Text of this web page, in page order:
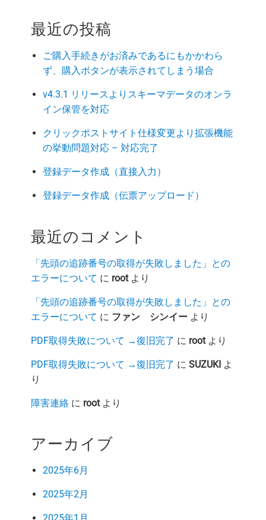
最近の投稿
ご購入手続きがお済みであるにもかかわら
ず、購入ボタンが表示されてしまう場合
v4.3.1 リリースよりスキーマデータのオンラ
イン保管を対応
クリックポストサイト仕様変更より拡張機能
の挙動問題対応 – 対応完了
登録データ作成（直接入力）
登録データ作成（伝票アップロード）
最近のコメント
「先頭の追跡番号の取得が失敗しました」との
エラーについて に rootより
「先頭の追跡番号の取得が失敗しました」との
エラーについて に ファン シンイーより
PDF取得失敗について →復旧完了 に rootより
PDF取得失敗について →復旧完了 に SUZUKIよ
り
障害連絡に rootより
アーカイブ
2025年6月
2025年2月